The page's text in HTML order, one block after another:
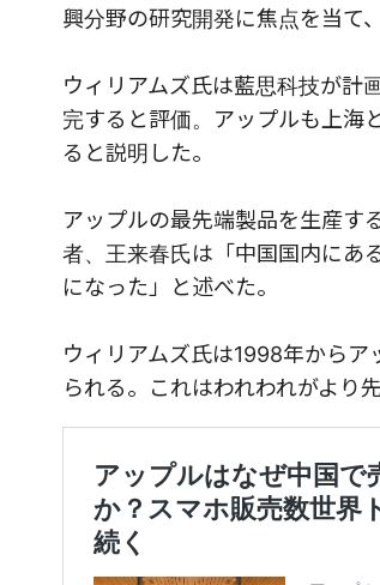
興分野の研究開発に焦点を当て
ウィリアムズ氏は藍思科技が計
完すると評価。アップルも上海
ると説明した。
アップルの最先端製品を生産す
者、王来春氏は「中国国内にあ
になった」と述べた。
ウィリアムズ氏は1998年から
られる。これはわれわれがより